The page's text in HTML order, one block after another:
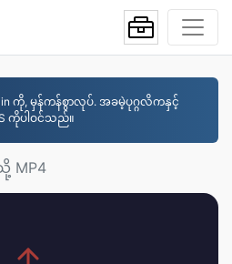
ကို, မှန်ကန်စွာလုပ်. အခမဲ့ပုဂ္ဂလိကနှင့်
ကိုပါဝင်သည်။
MP4